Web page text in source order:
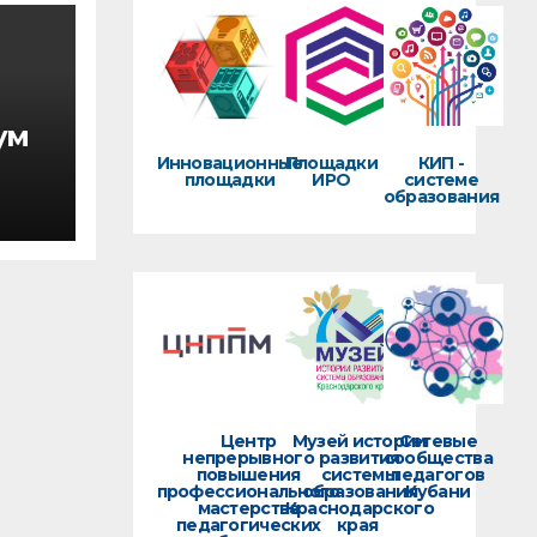
Инновационные
площадки
Площадки
ИРО
КИП -
системе
образования
Центр
непрерывного
повышения
профессионального
мастерства
педагогических
Музей истории
развития
системы
образования
Краснодарского
края
Сетевые
сообщества
педагогов
Кубани